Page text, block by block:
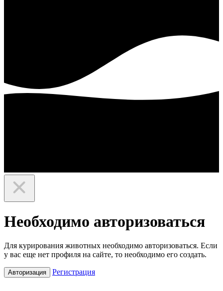
Необходимо авторизоваться
Для курирования животных необходимо авторизоваться. Если
у вас еще нет профиля на сайте, то необходимо его создать.
Авторизация Регистрация